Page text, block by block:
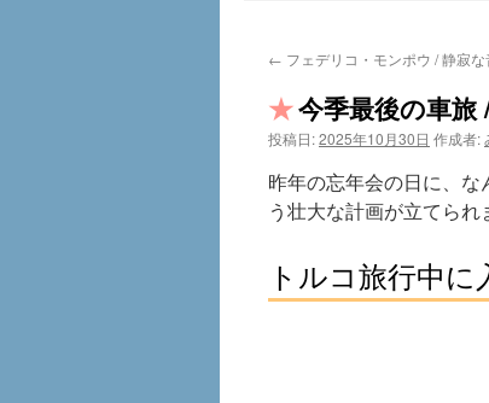
← フェデリコ・モンポウ / 静寂
今季最後の車旅
投稿日:2025年10月30日 作成者:
昨年の忘年会の日に、
う壮大な計画が立てられ
トルコ旅行中